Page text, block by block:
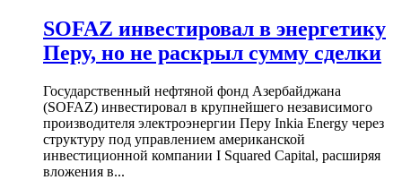
SOFAZ инвестировал в энергетику
Перу, но не раскрыл сумму сделки
Государственный нефтяной фонд Азербайджана
(SOFAZ) инвестировал в крупнейшего независимого
производителя электроэнергии Перу Inkia Energy через
структуру под управлением американской
инвестиционной компании I Squared Capital, расширяя
вложения в...